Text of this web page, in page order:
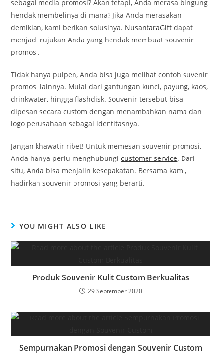
sebagai media promosi? Akan tetapi, Anda merasa bingung
hendak membelinya di mana? Jika Anda merasakan
demikian, kami berikan solusinya. NusantaraGift dapat
menjadi rujukan Anda yang hendak membuat souvenir
promosi.
Tidak hanya pulpen, Anda bisa juga melihat contoh suvenir
promosi lainnya. Mulai dari gantungan kunci, payung, kaos,
drinkwater, hingga flashdisk. Souvenir tersebut bisa
dipesan secara custom dengan menambahkan nama dan
logo perusahaan sebagai identitasnya.
Jangan khawatir ribet! Untuk memesan souvenir promosi,
Anda hanya perlu menghubungicustomer service. Dari
situ, Anda bisa menjalin kesepakatan. Bersama kami,
hadirkan souvenir promosi yang berarti.
YOU MIGHT ALSO LIKE
Produk Souvenir Kulit Custom Berkualitas
29 September 2020
Sempurnakan Promosi dengan Souvenir Custom